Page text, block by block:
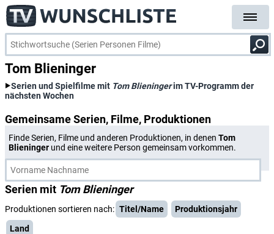
Tom Blieninger
Serien und Spielfilme mit Tom Blieningerim TV-Programm der
nächsten Wochen
Gemeinsame Serien, Filme, Produktionen
Finde Serien, Filme und anderen Produktionen, in denen Tom
Blieninger und eine weitere Person gemeinsam vorkommen.
Serien mit Tom Blieninger
Produktionen sortieren nach: Titel/Name
Produktionsjahr
Land